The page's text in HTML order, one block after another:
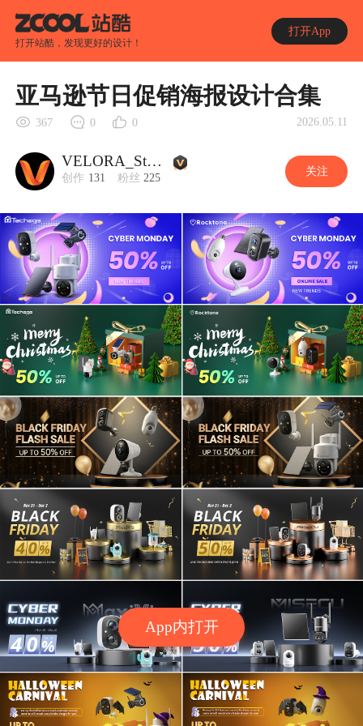
打开站酷，发现更好的设计！
打开App
App内打开
亚马逊节日促销海报设计合集
367 0 0 2026.05.11
VELORA_Studio
创作 131 粉丝 225 关注